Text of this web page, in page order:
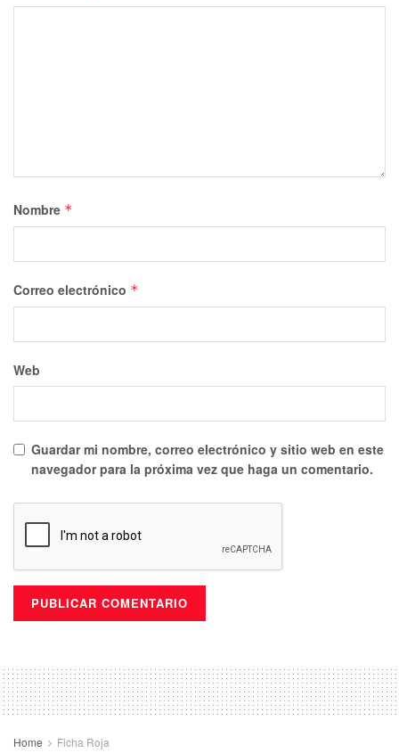
Nombre *
Correo electrónico *
Web
Guardar mi nombre, correo electrónico y sitio web en este
navegador para la próxima vez que haga un comentario.
Home Ficha Roja